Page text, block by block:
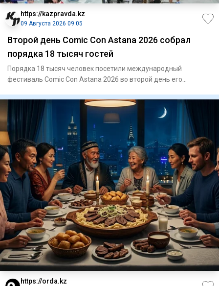
https://kazpravda.kz
09 Августа 2026 09:05
Второй день Comic Con Astana 2026 собрал
порядка 18 тысяч гостей
Порядка 18 тысяч человек посетили международный
фестиваль Comic Con Astana 2026 во второй день его
https://orda.kz